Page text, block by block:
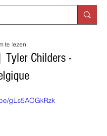
Childers -
te lezen
gLs5AOGkRzk